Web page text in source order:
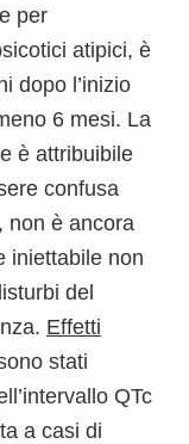
per
atipici, è
dopo l’inizio
6 mesi. La
è attribuibile
confusa
non è ancora
iniettabile non
del
Effetti
stati
QTc
a casi di